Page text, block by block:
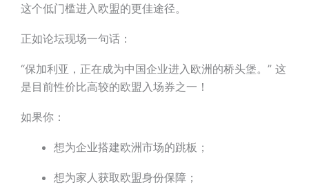
这个低门槛进入欧盟的更佳途径。
正如论坛现场一句话：
“保加利亚，正在成为中国企业进入欧洲的桥头堡。” 这
是目前性价比高较的欧盟入场券之一！
如果你：
想为企业搭建欧洲市场的跳板；
想为家人获取欧盟身份保障；